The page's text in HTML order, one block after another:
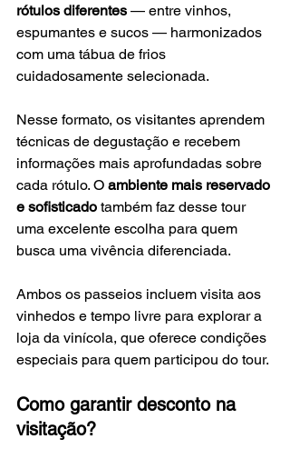
rótulos diferentes — entre vinhos,
espumantes e sucos — harmonizados
com uma tábua de frios
cuidadosamente selecionada.
Nesse formato, os visitantes aprendem
técnicas de degustação e recebem
informações mais aprofundadas sobre
cada rótulo. O ambiente mais reservado
e sofisticado também faz desse tour
uma excelente escolha para quem
busca uma vivência diferenciada.
Ambos os passeios incluem visita aos
vinhedos e tempo livre para explorar a
loja da vinícola, que oferece condições
especiais para quem participou do tour.
Como garantir desconto na
visitação?